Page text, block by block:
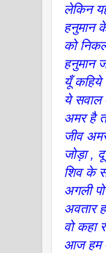
लेकिन
हनुमान
को
हनुमान
यूँ कहिये
ये सवाल
अमर है
जीव
जोड़ा ,
शिव के
अगली
अवतार
वो कहा
आज हम